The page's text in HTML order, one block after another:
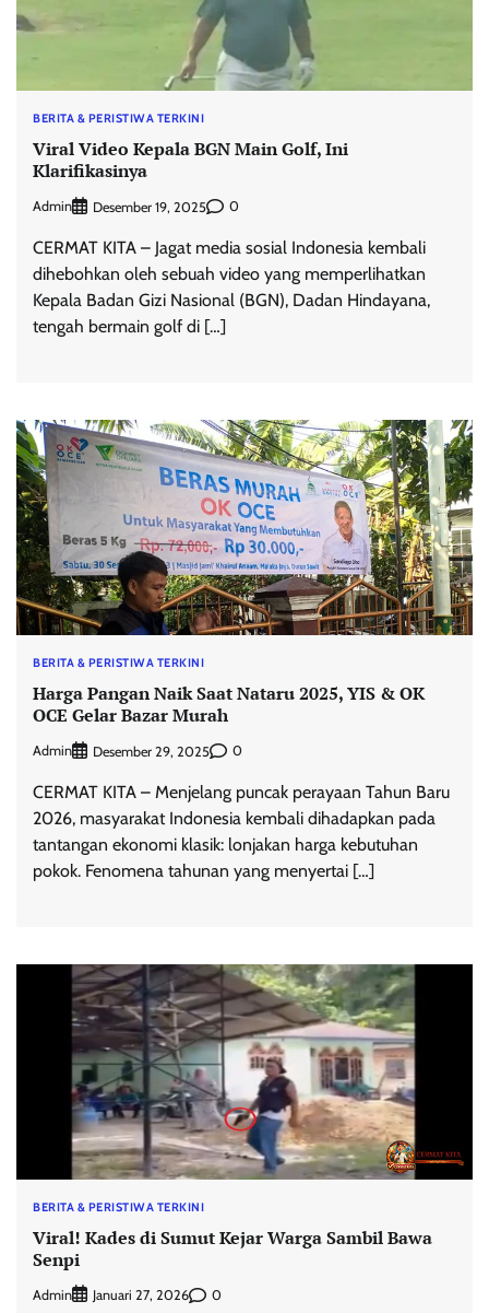
BERITA & PERISTIWA TERKINI
Viral Video Kepala BGN Main Golf, Ini
Klarifikasinya
Admin Desember 19, 2025 0
CERMAT KITA – Jagat media sosial Indonesia kembali
dihebohkan oleh sebuah video yang memperlihatkan
Kepala Badan Gizi Nasional (BGN), Dadan Hindayana,
tengah bermain golf di […]
BERITA & PERISTIWA TERKINI
Harga Pangan Naik Saat Nataru 2025, YIS & OK
OCE Gelar Bazar Murah
Admin Desember 29, 2025 0
CERMAT KITA – Menjelang puncak perayaan Tahun Baru
2026, masyarakat Indonesia kembali dihadapkan pada
tantangan ekonomi klasik: lonjakan harga kebutuhan
pokok. Fenomena tahunan yang menyertai […]
BERITA & PERISTIWA TERKINI
Viral! Kades di Sumut Kejar Warga Sambil Bawa
Senpi
Admin Januari 27, 2026 0